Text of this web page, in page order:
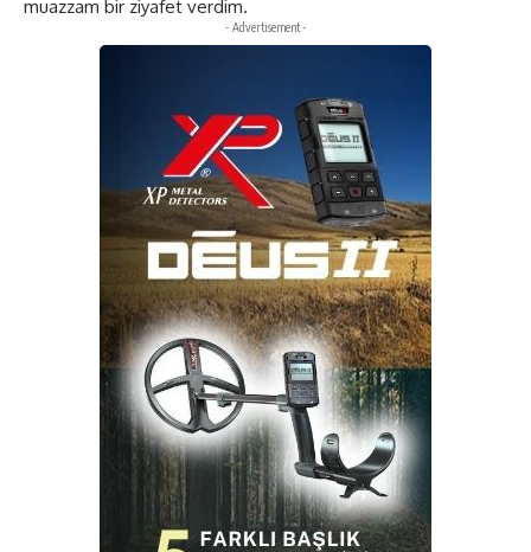
muazzam bir ziyafet verdim.
- Advertisement -